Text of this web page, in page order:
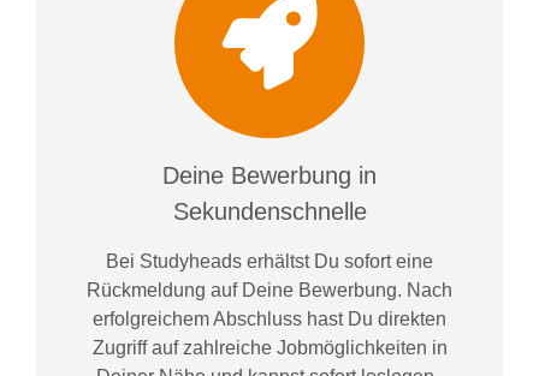
Deine Bewerbung in
Sekundenschnelle
Bei Studyheads erhältst Du sofort eine
Rückmeldung auf Deine Bewerbung. Nach
erfolgreichem Abschluss hast Du direkten
Zugriff auf zahlreiche Jobmöglichkeiten in